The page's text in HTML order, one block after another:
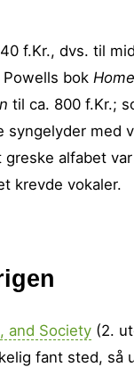
f.Kr., dvs. til
bok
til ca. 800 f.Kr.;
syngelyder
alfabet
krevde vokaler.
and Society (2.
fant sted,